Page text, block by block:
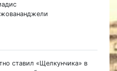
ставил «Щелкунчика» в